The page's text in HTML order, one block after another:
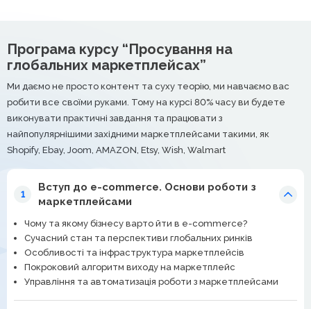
Програма курсу “Просування на
глобальних маркетплейсах”
Ми даємо не просто контент та суху теорію, ми навчаємо вас
робити все своїми руками. Тому на курсі 80% часу ви будете
виконувати практичні завдання та працювати з
найпопулярнішими західними маркетплейсами такими, як
Shopify, Ebay, Joom, AMAZON, Etsy, Wish, Walmart
1
Вступ до e-commerce. Основи роботи з
маркетплейсами
Чому та якому бізнесу варто йти в e-commerce?
Сучасний стан та перспективи глобальних ринків
Особливості та інфраструктура маркетплейсів
Покроковий алгоритм виходу на маркетплейс
Управління та автоматизація роботи з маркетплейсами